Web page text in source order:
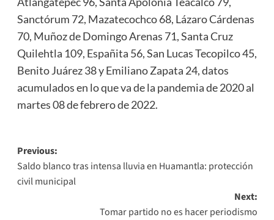
Sanctórum 72, Mazatecochco 68, Lázaro Cárdenas
70, Muñoz de Domingo Arenas 71, Santa Cruz
Quilehtla 109, Españita 56, San Lucas Tecopilco 45,
Benito Juárez 38 y Emiliano Zapata 24, datos
acumulados en lo que va de la pandemia de 2020 al
martes 08 de febrero de 2022.
Post
navigation
Previous:
Saldo blanco tras intensa lluvia en Huamantla: protección
civil municipal
Next:
Tomar partido no es hacer periodismo